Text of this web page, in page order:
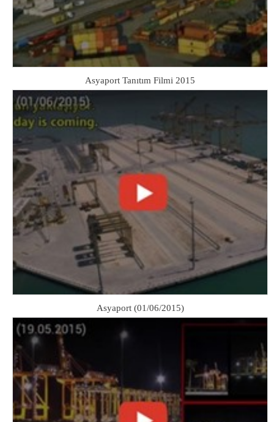
Asyaport Tanıtım Filmi 2015
Asyaport (01/06/2015)